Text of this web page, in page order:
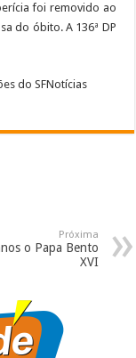
foi removido ao
do óbito. A 136ª DP
do SFNotícias
Próxima
o Papa Bento
XVI